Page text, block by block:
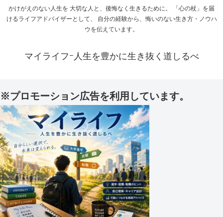
かけがえのない人生を 大切な人と、後悔なく生きるために。 「心の杖」を届
けるライフアドバイザーとして、 自分の経験から、悔いのない生き方・ノウハ
ウを伝えています。
マイライフｰ人生を豊かに生き抜く道しるべ
※プロモーション広告を利用しています。